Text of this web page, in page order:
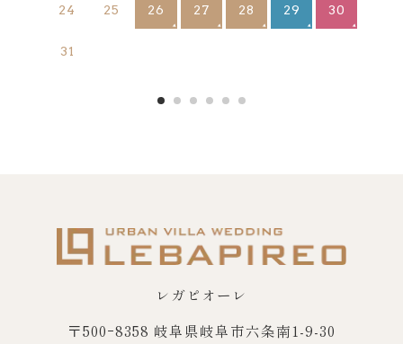
24 25 26 27 28 29 30
31
レガピオーレ
〒500ｰ8358 岐阜県岐阜市六条南1-9-30